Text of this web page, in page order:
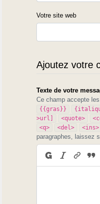
Votre site web
Ajoutez votre
Texte de votre
Ce champ accepte
{{gras}}
>url]
<quote>
<q> <del> <ins>
paragraphes, laissez